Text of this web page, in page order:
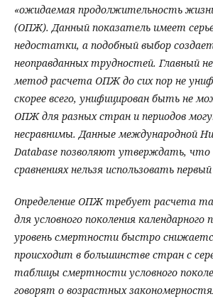
«ожидаемая продолжительность
(ОПЖ). Данный показатель имеет
недостатки, а подобный выбор
неоправданных трудностей. Главный
метод расчета ОПЖ до сих пор не
скорее всего, унифицирован быть не
ОПЖ для разных стран и периодов
несравнимы. Данные международной
Database позволяют утверждать, что
сравнениях нельзя использовать
Определение ОПЖ требует расчета
для условного поколения календарного
уровень смертности быстро
происходит в большинстве стран с
таблицы смертности условного
говорят о возрастных